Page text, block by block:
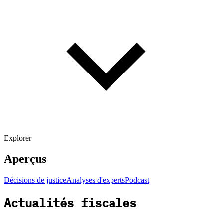
Explorer
Aperçus
Décisions de justiceAnalyses d'expertsPodcast
Actualités fiscales